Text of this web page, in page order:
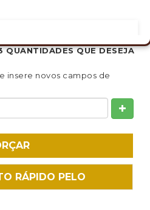
comunicações.
QUANTIDADES QUE DESEJA
insere novos campos de
RÁPIDO PELO